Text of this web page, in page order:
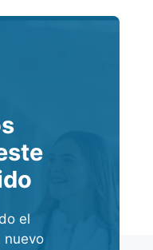
el
nuevo